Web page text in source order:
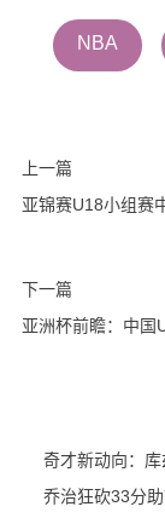
NBA
上一篇
亚锦赛U18小组赛
下一篇
亚洲杯前瞻：中国
奇才新动向：
乔治狂砍33分